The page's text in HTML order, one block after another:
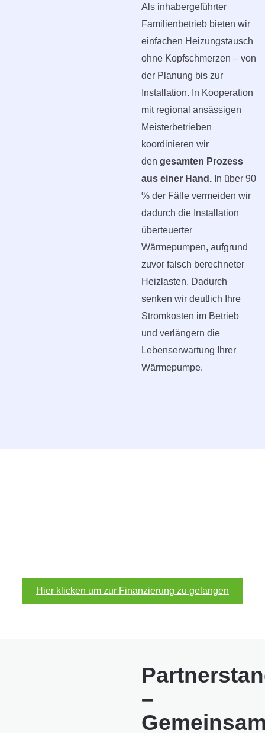
Als inhabergeführter
Familienbetrieb bieten wir
einfachen Heizungstausch
ohne Kopfschmerzen – von
der Planung bis zur
Installation. In Kooperation
mit regional ansässigen
Meisterbetrieben
koordinieren wir
den gesamten Prozess
aus einer Hand. In über 90
% der Fälle vermeiden wir
dadurch die Installation
überteuerter
Wärmepumpen, aufgrund
zuvor falsch berechneter
Heizlasten. Dadurch
senken wir deutlich Ihre
Stromkosten im Betrieb
und verlängern die
Lebenserwartung Ihrer
Wärmepumpe.
Hier klicken um zur Finanzierung zu gelangen
–